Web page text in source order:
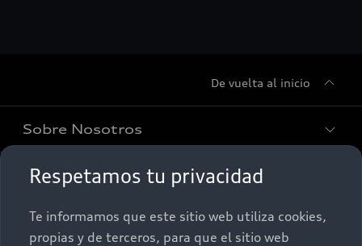
Respetamos tu privacidad
Te informamos que este sitio web utiliza cookies,
propias y de terceros, para que el sitio web
De vuelta al inicio
Sobre Nosotros
Conócenos
Promociones
Nuestras Promociones
Postventa